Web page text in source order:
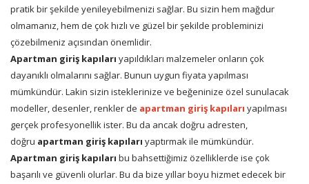
pratik bir şekilde yenileyebilmenizi sağlar. Bu sizin hem mağdur
olmamanız, hem de çok hızlı ve güzel bir şekilde probleminizi
çözebilmeniz açısından önemlidir.
Apartman giriş kapıları yapıldıkları malzemeler onların çok
dayanıklı olmalarını sağlar. Bunun uygun fiyata yapılması
mümkündür. Lakin sizin isteklerinize ve beğeninize özel sunulacak
modeller, desenler, renkler de apartman giriş kapıları yapılması
gerçek profesyonellik ister. Bu da ancak doğru adresten,
doğru apartman giriş kapıları yaptırmak ile mümkündür.
Apartman giriş kapıları bu bahsettiğimiz özelliklerde ise çok
başarılı ve güvenli olurlar. Bu da bize yıllar boyu hizmet edecek bir